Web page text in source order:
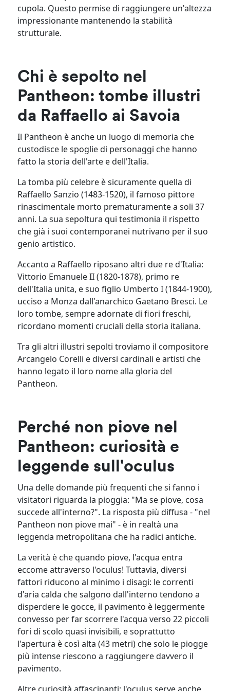
cupola. Questo permise di raggiungere un'altezza
impressionante mantenendo la stabilità
strutturale.
Chi è sepolto nel
Pantheon: tombe illustri
da Raffaello ai Savoia
Il Pantheon è anche un luogo di memoria che
custodisce le spoglie di personaggi che hanno
fatto la storia dell'arte e dell'Italia.
La tomba più celebre è sicuramente quella di
Raffaello Sanzio (1483-1520), il famoso pittore
rinascimentale morto prematuramente a soli 37
anni. La sua sepoltura qui testimonia il rispetto
che già i suoi contemporanei nutrivano per il suo
genio artistico.
Accanto a Raffaello riposano altri due re d'Italia:
Vittorio Emanuele II (1820-1878), primo re
dell'Italia unita, e suo figlio Umberto I (1844-1900),
ucciso a Monza dall'anarchico Gaetano Bresci. Le
loro tombe, sempre adornate di fiori freschi,
ricordano momenti cruciali della storia italiana.
Tra gli altri illustri sepolti troviamo il compositore
Arcangelo Corelli e diversi cardinali e artisti che
hanno legato il loro nome alla gloria del
Pantheon.
Perché non piove nel
Pantheon: curiosità e
leggende sull'oculus
Una delle domande più frequenti che si fanno i
visitatori riguarda la pioggia: "Ma se piove, cosa
succede all'interno?". La risposta più diffusa - "nel
Pantheon non piove mai" - è in realtà una
leggenda metropolitana che ha radici antiche.
La verità è che quando piove, l'acqua entra
eccome attraverso l'oculus! Tuttavia, diversi
fattori riducono al minimo i disagi: le correnti
d'aria calda che salgono dall'interno tendono a
disperdere le gocce, il pavimento è leggermente
convesso per far scorrere l'acqua verso 22 piccoli
fori di scolo quasi invisibili, e soprattutto
l'apertura è così alta (43 metri) che solo le piogge
più intense riescono a raggiungere davvero il
pavimento.